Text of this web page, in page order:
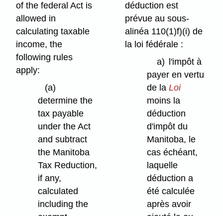
of the federal Act is
allowed in
calculating taxable
income, the
following rules
apply:
(a)
determine the
tax payable
under the Act
and subtract
the Manitoba
Tax Reduction,
if any,
calculated
including the
déduction est
prévue au sous-
alinéa 110(1)f)⁠(i) de
la loi fédérale :
a)
l'impôt à
payer en vertu
de laLoi
moins la
déduction
d'impôt du
Manitoba, le
cas échéant,
laquelle
déduction a
été calculée
après avoir